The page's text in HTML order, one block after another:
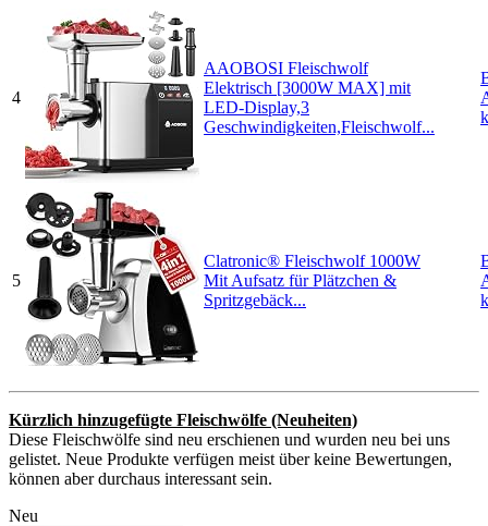
4
AAOBOSI Fleischwolf
Elektrisch [3000W MAX] mit
LED-Display,3
Geschwindigkeiten,Fleischwolf...
5
Clatronic® Fleischwolf 1000W
Mit Aufsatz für Plätzchen &
Spritzgebäck...
Kürzlich hinzugefügte Fleischwölfe (Neuheiten)
Diese Fleischwölfe sind neu erschienen und wurden neu bei uns
gelistet. Neue Produkte verfügen meist über keine Bewertungen,
können aber durchaus interessant sein.
Neu